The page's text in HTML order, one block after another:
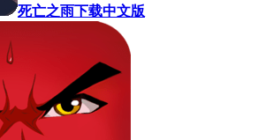
死亡之雨下载中文版